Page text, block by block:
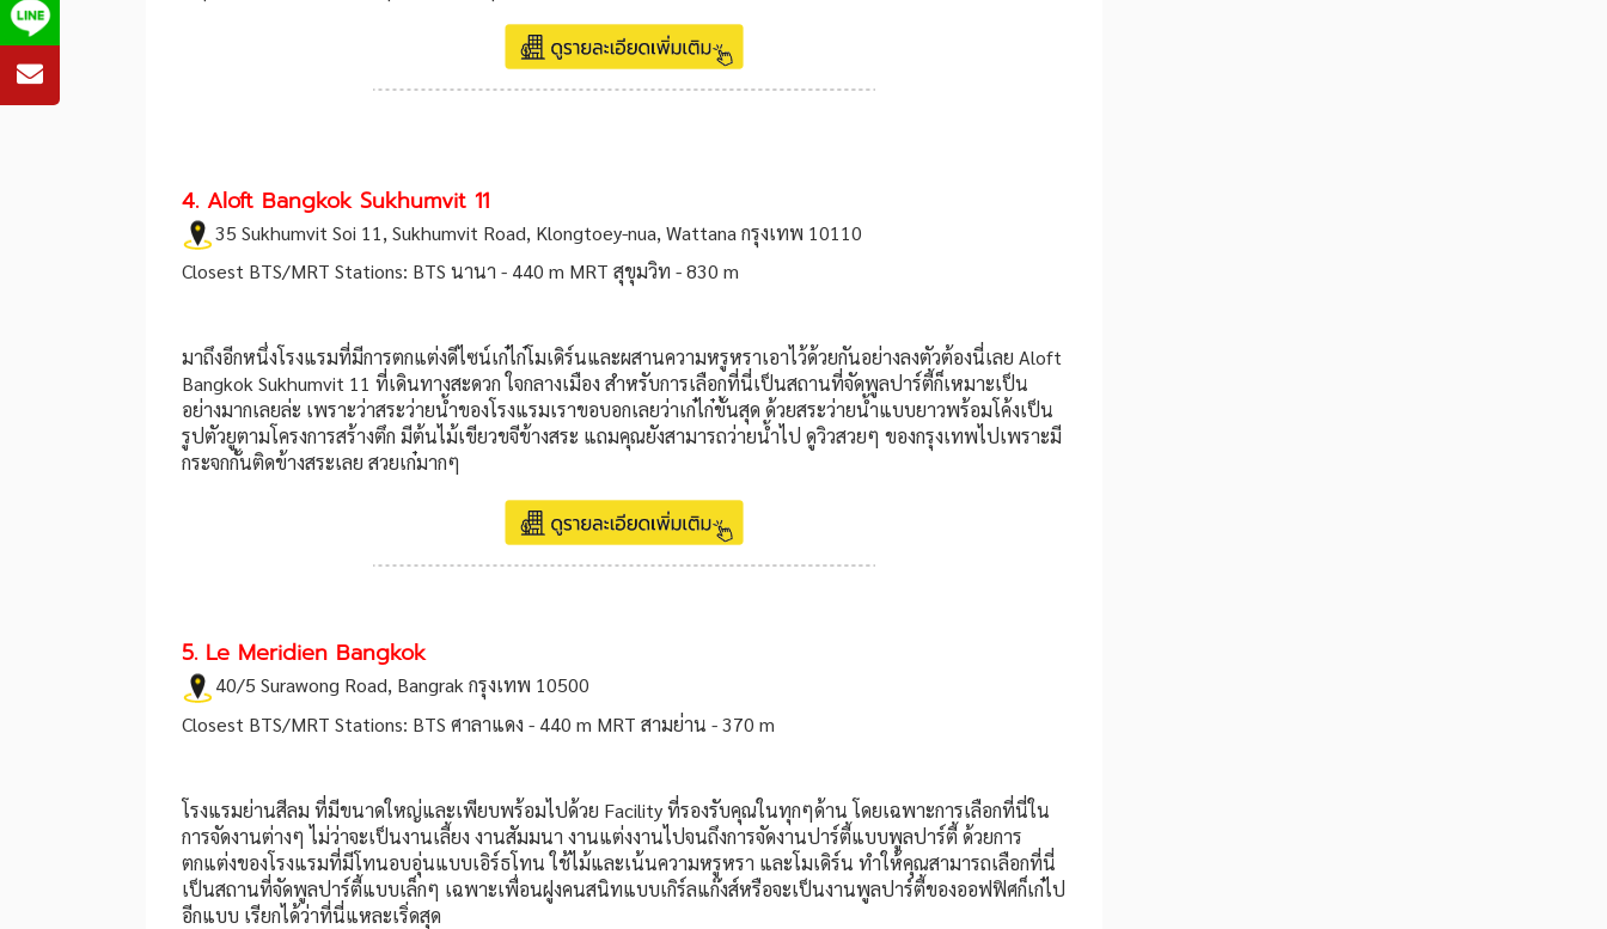
4. Aloft Bangkok Sukhumvit 11
35 Sukhumvit Soi 11, Sukhumvit Road, Klongtoey-nua, Wattana กรุงเทพ 10110
Closest BTS/MRT Stations: BTS นานา - 440 m MRT สุขุมวิท - 830 m
มาถึงอีกหนึ่งโรงแรมที่มีการตกแต่งดีไซน์เก๋ไก๋โมเดิร์นและผสานความหรูหราเอาไว้ด้วยกันอย่างลงตัวต้องนี่เลย Aloft
Bangkok Sukhumvit 11 ที่เดินทางสะดวก ใจกลางเมือง สำหรับการเลือกที่นี่เป็นสถานที่จัดพูลปาร์ตี้ก็เหมาะเป็น
อย่างมากเลยล่ะ เพราะว่าสระว่ายน้ำของโรงแรมเราขอบอกเลยว่าเก๋ไก๋ขั้นสุด ด้วยสระว่ายน้ำแบบยาวพร้อมโค้งเป็น
รูปตัวยูตามโครงการสร้างตึก มีต้นไม้เขียวขจีข้างสระ แถมคุณยังสามารถว่ายน้ำไป ดูวิวสวยๆ ของกรุงเทพไปเพราะมี
กระจกกั้นติดข้างสระเลย สวยเก๋มากๆ
5. Le Meridien Bangkok
40/5 Surawong Road, Bangrak กรุงเทพ 10500
Closest BTS/MRT Stations: BTS ศาลาแดง - 440 m MRT สามย่าน - 370 m
โรงแรมย่านสีลม ที่มีขนาดใหญ่และเพียบพร้อมไปด้วย Facility ที่รองรับคุณในทุกๆด้าน โดยเฉพาะการเลือกที่นี่ใน
การจัดงานต่างๆ ไม่ว่าจะเป็นงานเลี้ยง งานสัมมนา งานแต่งงานไปจนถึงการจัดงานปาร์ตี้แบบพูลปาร์ตี้ ด้วยการ
ตกแต่งของโรงแรมที่มีโทนอบอุ่นแบบเอิร์ธโทน ใช้ไม้และเน้นความหรูหรา และโมเดิร์น ทำให้คุณสามารถเลือกที่นี่
เป็นสถานที่จัดพูลปาร์ตี้แบบเล็กๆ เฉพาะเพื่อนฝูงคนสนิทแบบเกิร์ลแก๊งส์หรือจะเป็นงานพูลปาร์ตี้ของออฟฟิศก็เก๋ไป
อีกแบบ เรียกได้ว่าที่นี่แหละเริ่ดสุด